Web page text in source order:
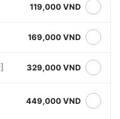
119,000 VND
169,000 VND
329,000 VND
449,000 VND